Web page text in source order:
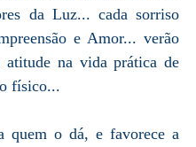
da Luz... cada sorriso
e Amor... verão
atitude na vida prática de
físico...
o dá, e favorece a